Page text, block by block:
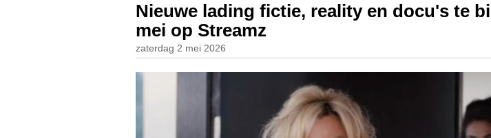
Nieuwe lading fictie, reality en docu's te
mei op Streamz
zaterdag 2 mei 2026